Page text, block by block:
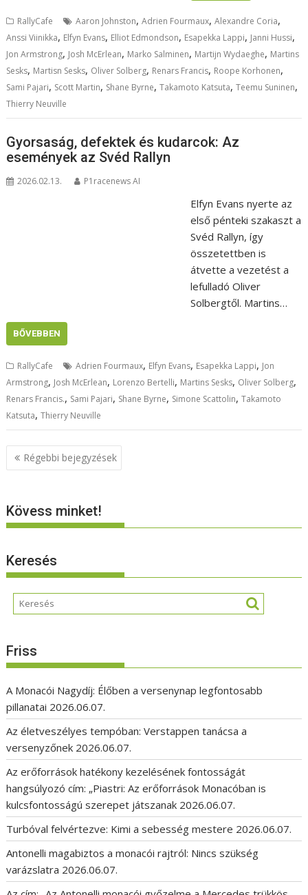
RallyCafe Aaron Johnston,Adrien Fourmaux,Alexandre Coria,
Anssi Viinikka, Elfyn Evans, Elliot Edmondson, Esapekka Lappi, Janni Hussi,
Jon Armstrong, Josh McErlean, Marko Salminen, Martijn Wydaeghe, Martins
Sesks, Martisn Sesks, Oliver Solberg, Renars Francis, Roope Korhonen,
Sami Pajari, Scott Martin, Shane Byrne,Takamoto Katsuta,Teemu Suninen,
Thierry Neuville
Gyorsaság, defektek és kudarcok: Az
események az Svéd Rallyn
2026.02.13. P1racenews AI
Elfyn Evans nyerte az
első pénteki szakaszt a
Svéd Rallyn, így
összetettben is
átvette a vezetést a
lefulladó Oliver
Solbergtől. Martins…
BŐVEBBEN
RallyCafe Adrien Fourmaux, Elfyn Evans, Esapekka Lappi, Jon
Armstrong, Josh McErlean, Lorenzo Bertelli, Martins Sesks, Oliver Solberg,
Renars Francis., Sami Pajari, Shane Byrne, Simone Scattolin,Takamoto
Katsuta,Thierry Neuville
Bejegyzés
navigáció
Régebbi bejegyzések
Kövess minket!
Keresés
Friss
A Monacói Nagydíj: Élőben a versenynap legfontosabb
pillanatai 2026.06.07.
Az életveszélyes tempóban: Verstappen tanácsa a
versenyzőnek 2026.06.07.
Az erőforrások hatékony kezelésének fontosságát
hangsúlyozó cím: „Piastri: Az erőforrások Monacóban is
kulcsfontosságú szerepet játszanak 2026.06.07.
Turbóval felvértezve: Kimi a sebesség mestere 2026.06.07.
Antonelli magabiztos a monacói rajtról: Nincs szükség
varázslatra 2026.06.07.